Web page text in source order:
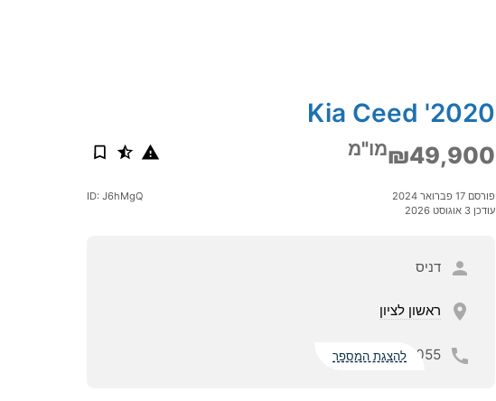
2020' Kia Ceed
₪49,900מו"מ
פורסם 17 פברואר 2024
עודכן 3 אוגוסט 2026
ID: J6hMgQ
דניס
ראשון לציון
055 להצגת המספר